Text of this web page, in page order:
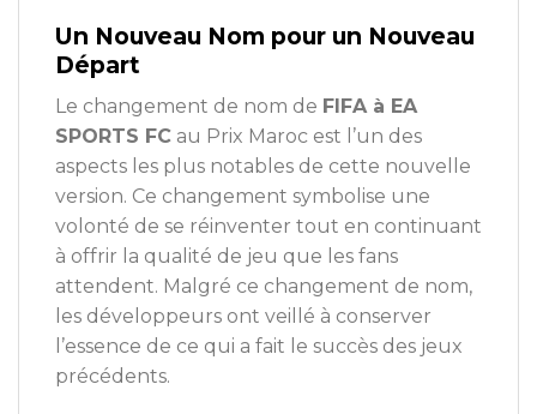
Un Nouveau Nom pour un Nouveau
Départ
Le changement de nom de FIFA à EA
SPORTS FC au Prix Maroc est l’un des
aspects les plus notables de cette nouvelle
version. Ce changement symbolise une
volonté de se réinventer tout en continuant
à offrir la qualité de jeu que les fans
attendent. Malgré ce changement de nom,
les développeurs ont veillé à conserver
l’essence de ce qui a fait le succès des jeux
précédents.